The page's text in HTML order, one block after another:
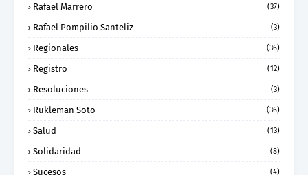
Rafael Marrero (37)
Rafael Pompilio Santeliz (3)
Regionales (36)
Registro (12)
Resoluciones (3)
Rukleman Soto (36)
Salud (13)
Solidaridad (8)
Sucesos (4)